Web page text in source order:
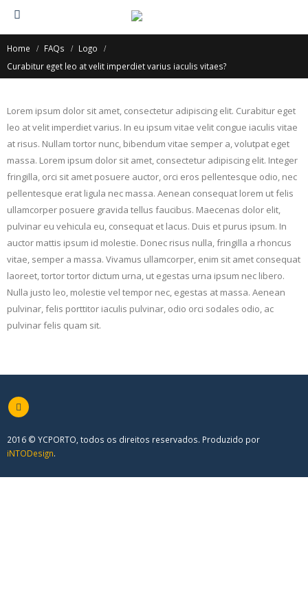
Home FAQs
Logo
Curabitur eget leo at velit imperdiet varius iaculis vitaes?
Lorem ipsum dolor sit amet, consectetur adipiscing elit. Curabitur eget
leo at velit imperdiet varius. In eu ipsum vitae velit congue iaculis vitae
at risus. Nullam tortor nunc, bibendum vitae semper a, volutpat eget
massa. Lorem ipsum dolor sit amet, consectetur adipiscing elit. Integer
fringilla, orci sit amet posuere auctor, orci eros pellentesque odio, nec
pellentesque erat ligula nec massa. Aenean consequat lorem ut felis
ullamcorper posuere gravida tellus faucibus. Maecenas dolor elit,
pulvinar eu vehicula eu, consequat et lacus. Duis et purus ipsum. In
auctor mattis ipsum id molestie. Donec risus nulla, fringilla a rhoncus
vitae, semper a massa. Vivamus ullamcorper, enim sit amet consequat
laoreet, tortor tortor dictum urna, ut egestas urna ipsum nec libero.
Nulla justo leo, molestie vel tempor nec, egestas at massa. Aenean
pulvinar, felis porttitor iaculis pulvinar, odio orci sodales odio, ac
pulvinar felis quam sit.
2016 © YCPORTO, todos os direitos reservados. Produzido por
iNTODesign.